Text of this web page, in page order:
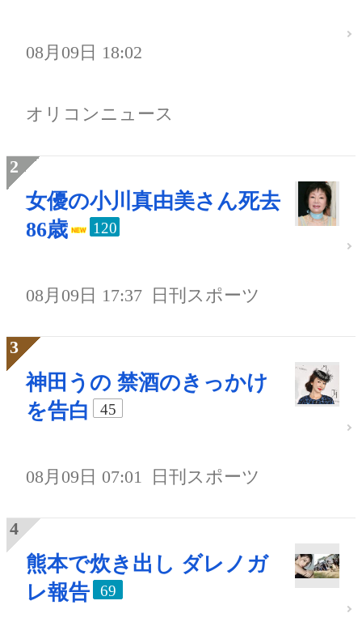
08月09日 18:02
オリコンニュース
女優の小川真由美さん死去
86歳
120
08月09日 17:37 日刊スポーツ
神田うの 禁酒のきっかけ
を告白
45
08月09日 07:01 日刊スポーツ
熊本で炊き出し ダレノガ
レ報告
69